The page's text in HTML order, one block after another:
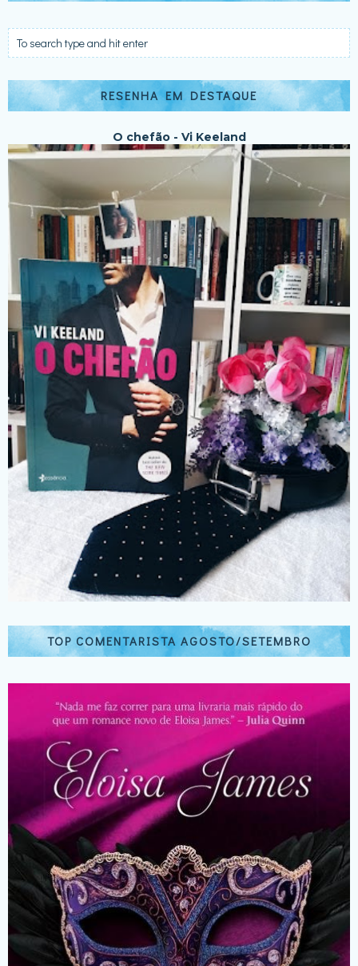
RESENHA EM DESTAQUE
O chefão - Vi Keeland
TOP COMENTARISTA AGOSTO/SETEMBRO